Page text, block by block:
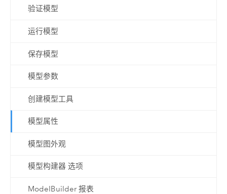
验证模型
运行模型
保存模型
模型参数
创建模型工具
模型属性
模型图外观
模型构建器 选项
ModelBuilder 报表